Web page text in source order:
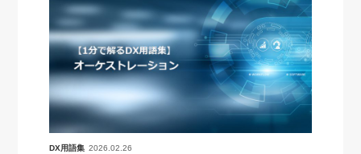
DX用語集 2026.02.26